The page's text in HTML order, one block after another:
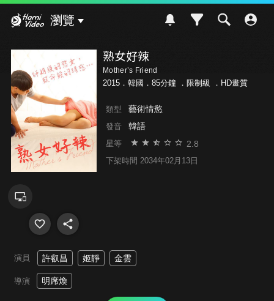
瀏覽
熟女好辣
Mother’s Friend
2015．韓國．85分鐘 ． 限制級 ．HD畫質
類型 藝術情慾
發音 韓語
星等 2.8
下架時間 2034年02月13日
演員 許叡昌 姬靜 金雲
導演 明席煥